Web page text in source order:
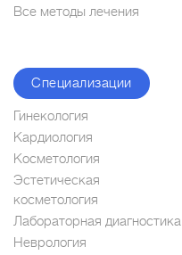
Все методы лечения
Специализации
Гинекология
Кардиология
Косметология
Эстетическая
косметология
Лабораторная диагностика
Неврология